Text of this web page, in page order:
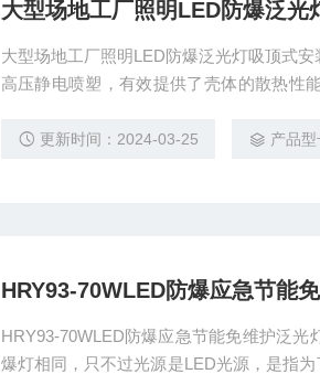
大型场地工厂照明LED防爆泛光
大型场地工厂照明LED防爆泛光灯吸顶式安装 外壳采用铝合金高压铸造成型，表面经抛
高压静电喷塑，有效提供了壳体的散热性
沟槽，借助空气流动带走热量;散热片密
更新时间：2024-03-25 产品型
HRY93-70WLED防爆应急节能
HRY93-70WLED防爆应急节能免维护泛光灯厂家 LED防爆灯是防爆灯的一种，
爆灯相同，只不过光源是LED光源，是指